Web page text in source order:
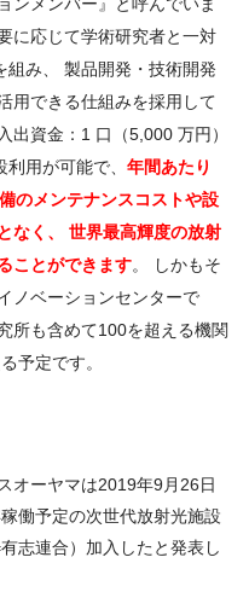
に応じて学術研究者と一対
み、 製品開発・技術開発
用できる仕組みを採用して
出資金： 1 口（5,000 万円）
用が可能で、 年間あたり
のメンテナンスコストや設
なく、 世界最高輝度の放射
ことができます。 しかもそ
ノベーションセンターで
所も含めて100を超える機関
予定です。
オーヤマは2019年9月26日
働予定の次世代放射光施設
志連合）加入したと発表し